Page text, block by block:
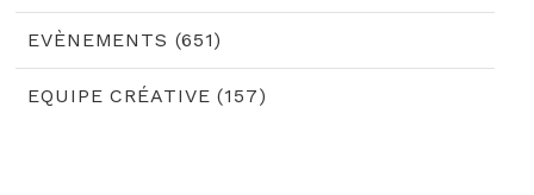
EVÈNEMENTS (651)
EQUIPE CRÉATIVE (157)